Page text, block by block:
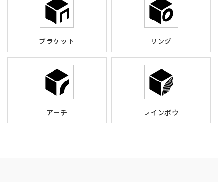
ブラケット リング
アーチ レインボウ